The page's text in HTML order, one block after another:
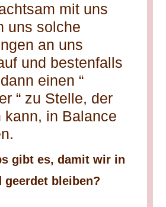
mit uns
uns solche
an uns
und bestenfalls
einen “
“ zu Stelle, der
kann, in Balance
gibt es, damit wir in
geerdet bleiben?